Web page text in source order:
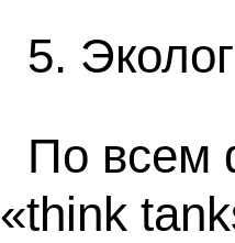
5.
По всем
«think